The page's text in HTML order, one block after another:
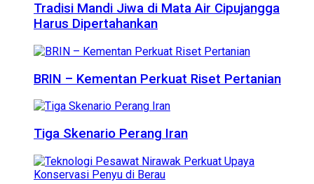
Tradisi Mandi Jiwa di Mata Air Cipujangga
Harus Dipertahankan
BRIN – Kementan Perkuat Riset Pertanian
Tiga Skenario Perang Iran